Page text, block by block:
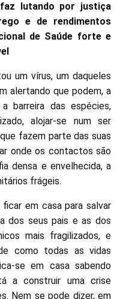
lutando por justiça
e de rendimentos
de Saúde forte e
um vírus, um daqueles
alertando que podem, a
barreira das espécies,
alojar-se num ser
fazem parte das suas
onde os contactos são
densa e envelhecida, a
frágeis.
em casa para salvar
dos seus pais e as dos
mais fragilizados, e
como todas as vidas
se em casa sabendo
a construir uma crise
Nem se pode dizer, em